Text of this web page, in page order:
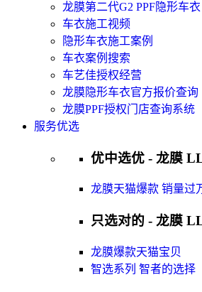
龙膜第二代G2 PPF隐形车衣
车衣施工视频
隐形车衣施工案例
车衣案例搜索
车艺佳授权经营
龙膜隐形车衣官方报价查询
龙膜PPF授权门店查询系统
服务优选
优中选优 - 龙膜
龙膜天猫爆款 销量过
只选对的 - 龙膜
龙膜爆款天猫宝贝
智选系列 智者的选择